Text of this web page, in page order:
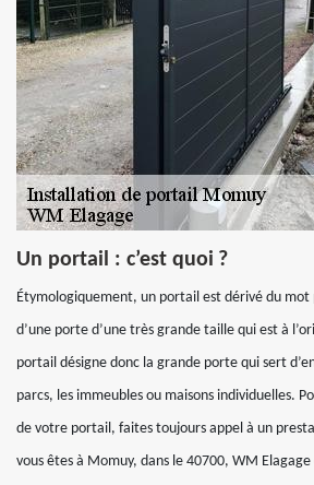
Un portail : c’est quoi ?
Étymologiquement, un portail est dérivé du mot
d’une porte d’une très grande taille qui est à
portail désigne donc la grande porte qui sert
parcs, les immeubles ou maisons individuelles.
de votre portail, faites toujours appel à un
vous êtes à Momuy, dans le 40700, WM